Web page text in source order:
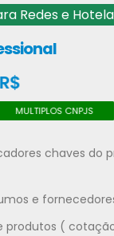
Redes e
R$
MULTIPLOS CNPJS
R$
chaves do
e
produtos (